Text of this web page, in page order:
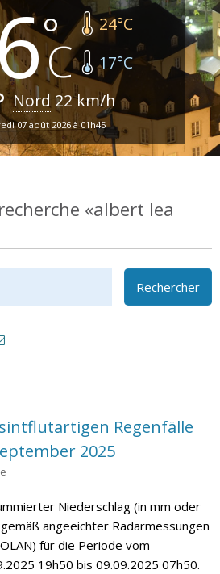
24°C
17°C
Nord 22km/h
07 août 2026 à 01h45
«albert lea
Rechercher
Regenfälle
2025
Niederschlag (in mm oder
angeeichter Radarmessungen
für die Periode vom
19h50 bis 09.09.2025 07h50.